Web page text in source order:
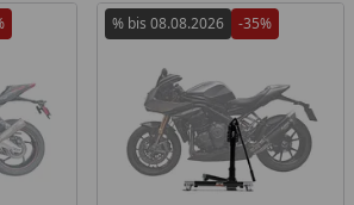
% bis 08.08.2026 -35%